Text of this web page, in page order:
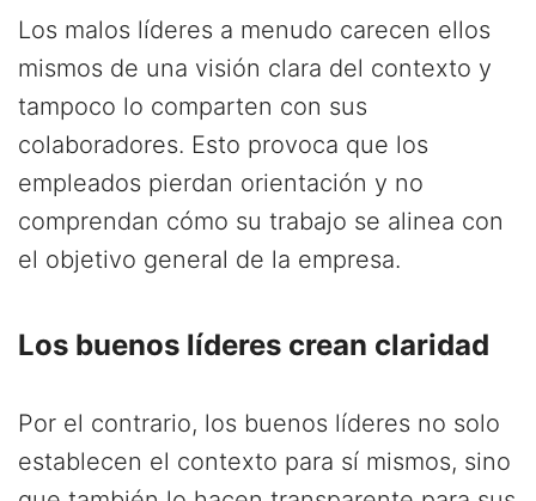
Los malos líderes a menudo carecen ellos
mismos de una visión clara del contexto y
tampoco lo comparten con sus
colaboradores. Esto provoca que los
empleados pierdan orientación y no
comprendan cómo su trabajo se alinea con
el objetivo general de la empresa.
Los buenos líderes crean claridad
Por el contrario, los buenos líderes no solo
establecen el contexto para sí mismos, sino